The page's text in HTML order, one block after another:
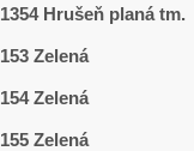
1354 Hrušeň planá tm.
153 Zelená
154 Zelená
155 Zelená